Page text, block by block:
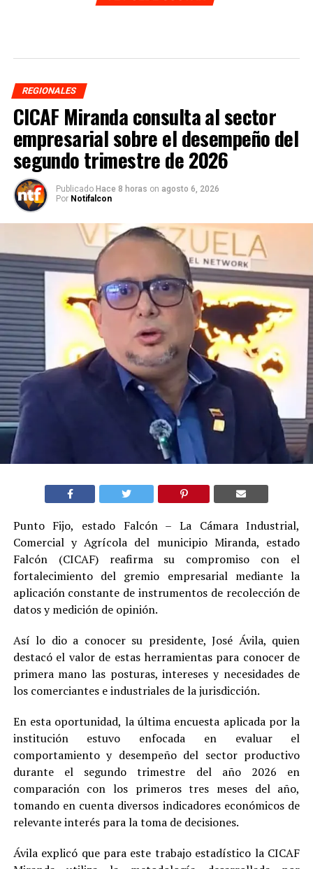
REGIONALES
CICAF Miranda consulta al sector
empresarial sobre el desempeño del
segundo trimestre de 2026
Publicado Hace 8 horas on agosto 6, 2026
Por Notifalcon
Punto Fijo, estado Falcón – La Cámara Industrial,
Comercial y Agrícola del municipio Miranda, estado
Falcón (CICAF) reafirma su compromiso con el
fortalecimiento del gremio empresarial mediante la
aplicación constante de instrumentos de recolección de
datos y medición de opinión.
Así lo dio a conocer su presidente, José Ávila, quien
destacó el valor de estas herramientas para conocer de
primera mano las posturas, intereses y necesidades de
los comerciantes e industriales de la jurisdicción.
En esta oportunidad, la última encuesta aplicada por la
institución estuvo enfocada en evaluar el
comportamiento y desempeño del sector productivo
durante el segundo trimestre del año 2026 en
comparación con los primeros tres meses del año,
tomando en cuenta diversos indicadores económicos de
relevante interés para la toma de decisiones.
Ávila explicó que para este trabajo estadístico la CICAF